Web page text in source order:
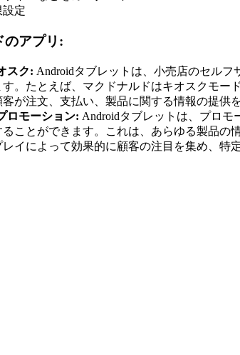
設定
のアプリ:
スク: Androidタブレットは、小売店のセル
。たとえば、マクドナルドはキオスクモ
が注文、支払い、製品に関する情報の提供
ロモーション: Androidタブレットは、プロ
ことができます。これは、あらゆる製品
イによって効果的に顧客の注目を集め、特